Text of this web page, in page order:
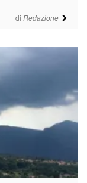
di Redazione